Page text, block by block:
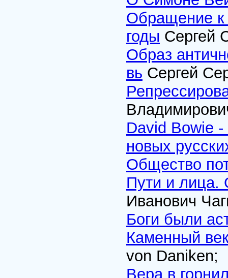
Обращение к
годы Сергей
Образ
вь Сергей
David Bowie
новых
Общество
Пути и лица.
Иванович
Боги были
Каменный
von Daniken;
Вера в